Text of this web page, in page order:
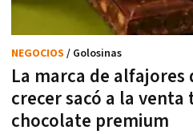
La marca de alfajores
crecer sacó a la venta
chocolate premium
NEGOCIOS / Golosinas